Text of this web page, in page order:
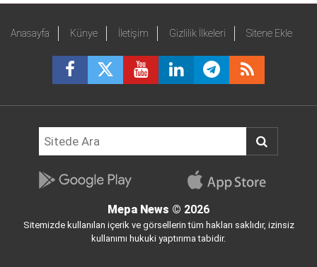
Anasayfa Künye İletişim Gizlilik İlkeleri Sitene Ekle
Mepa News © 2026
Sitemizde kullanılan içerik ve görsellerin tüm hakları saklıdır, izinsiz
kullanımı hukuki yaptırıma tabidir.